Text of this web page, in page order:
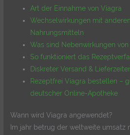
Art der Einnahme von Viagra
Wechselwirkungen mit
Nahrungsmitteln
Was sind Nebenwirkungen von
So funktioniert das
Diskreter Versand &
Rezeptfrei Viagra bestellen –
deutscher Online-Apotheke
Wann wird Viagra angewendet?
Im jahr betrug der weltweite umsatz